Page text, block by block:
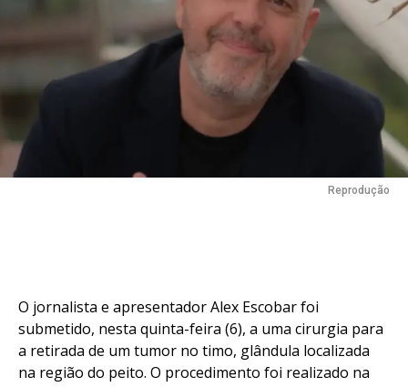
Reprodução
O jornalista e apresentador Alex Escobar foi
submetido, nesta quinta-feira (6), a uma cirurgia para
a retirada de um tumor no timo, glândula localizada
na região do peito. O procedimento foi realizado na